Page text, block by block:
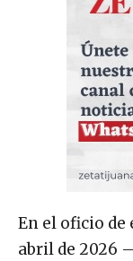
En el oficio de
abril de 2026